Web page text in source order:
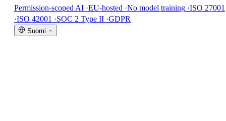
Permission-scoped AI ·EU-hosted ·No model training ·ISO 27001
·ISO 42001 ·SOC 2 Type II ·GDPR
Suomi